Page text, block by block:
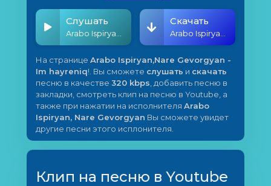
Слушать Скачать
На странице Arabo Ispiryan,Nare Gevorgyan -
Im hayreniq!. Вы сможете слушать и скачать
песню в качестве 320 kbps , добавить песню в
закладки, смотреть клип на песню в Youtube, а
также при нажатии на исполнителя Arabo
Ispiryan, Nare Gevorgyan Вы сможете увидет
другие песни этого исплонителя.
Клип на песню в Youtube